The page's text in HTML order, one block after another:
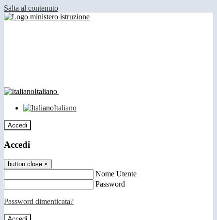
Salta al contenuto
Italiano
Italiano
Accedi
Accedi
button close ×
Nome Utente
Password
Password dimenticata?